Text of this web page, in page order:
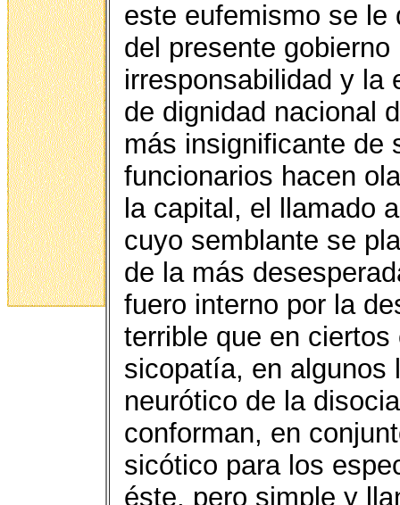
este eufemismo se le
del presente
irresponsabilidad y la
de dignidad nacional
más insignificante de
funcionarios hacen
la capital, el llamado
cuyo semblante se
de la más
fuero interno por la
terrible que en
sicopatía, en algunos
neurótico de la
conforman, en
sicótico para los
éste, pero simple y